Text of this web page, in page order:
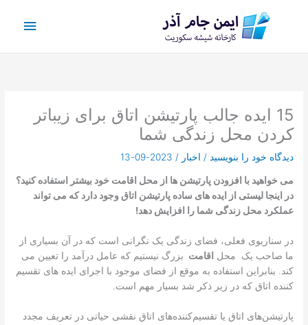
15 ایده جالب پارتیشن اتاق برای زیباتر
کردن محل زندگی شما
دیدگاه‌ خود را بنویسید / اخبار /
2023-09-13
می خواهید با افزودن پارتیشن ها از محل اقامت خود بیشتر استفاده کنید؟
در اینجا لیستی از ایده های ساده پارتیشن اتاق وجود دارد که می تواند
عملکرد محل زندگی شما را افزایش دهد!
در سناریوی فعلی، فضای زندگی یک نگرانی است که در آن بسیاری از
ما صاحب یک محل اقامت بزرگ نیستیم که عامل درآمد را تعیین می
کند. بنابراین استفاده به موقع از فضای موجود با اجرای ایده های تقسیم
کننده اتاق که در زیر ذکر شد بسیار مهم است.
پارتیشن‌های اتاق یا تقسیم‌کننده‌های اتاق نقشی حیاتی در تعریف مجدد